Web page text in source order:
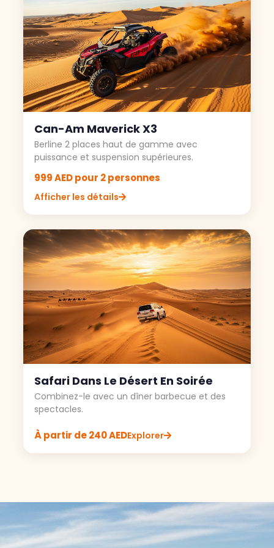
Can-Am Maverick X3
Berline 2 places haut de gamme avec
puissance et suspension supérieures.
999 AED pour 2 personnes
Afficher les détails
Safari Dans Le Désert En Soirée
Combinez-le avec un dîner barbecue et des
spectacles.
À partir de 240 AEDExplorer